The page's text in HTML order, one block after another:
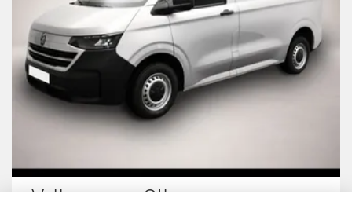
Volkswagen Other